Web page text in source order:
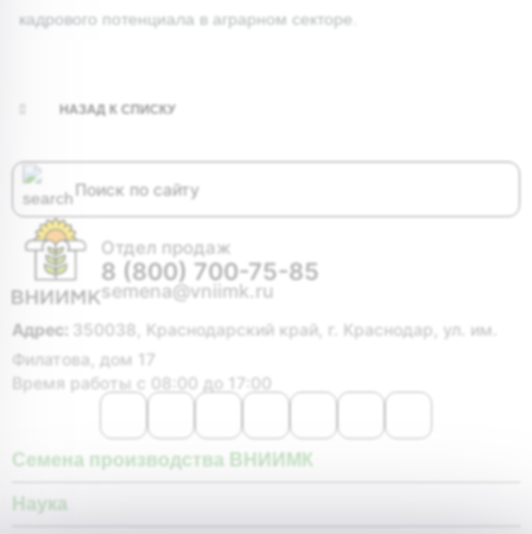
кадрового потенциала в аграрном секторе.
НАЗАД К СПИСКУ
Отдел продаж
8 (800) 700-75-85
semena@vniimk.ru
Адрес: 350038, Краснодарский край, г. Краснодар, ул. им.
Филатова, дом 17
Время работы с 08:00 до 17:00
Семена производства ВНИИМК
Наука